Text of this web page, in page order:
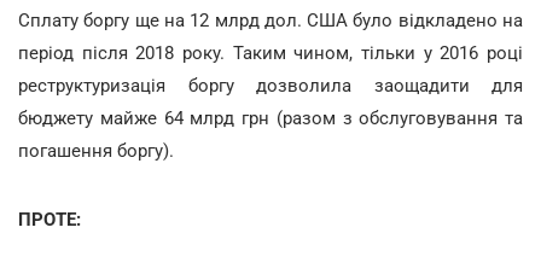
Сплату боргу ще на 12 млрд дол. США було відкладено на
період після 2018 року. Таким чином, тільки у 2016 році
реструктуризація боргу дозволила заощадити для
бюджету майже 64 млрд грн (разом з обслуговування та
погашення боргу).
ПРОТЕ: